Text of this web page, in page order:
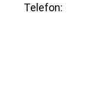
Telefon: